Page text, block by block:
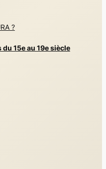
?
15e au 19e siècle